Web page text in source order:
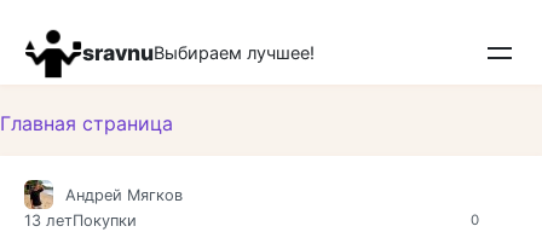
контенту
sravnuВыбираем лучшее!
Главная страница
0
Андрей Мягков
13 летПокупки